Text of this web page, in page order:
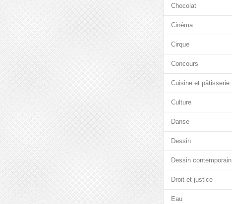
Chocolat
Cinéma
Cirque
Concours
Cuisine et pâtisserie
Culture
Danse
Dessin
Dessin contemporain
Droit et justice
Eau